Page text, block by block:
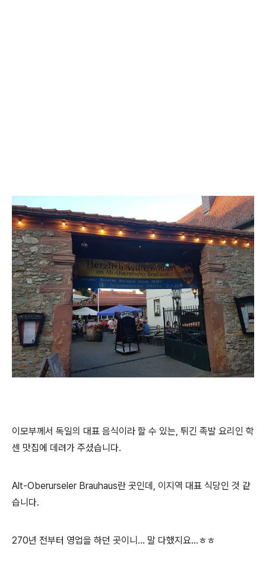
이모부께서 독일의 대표 음식이라 할 수 있는, 튀긴 족발 요리인 학
센 맛집에 데려가 주셨습니다.
Alt-Oberurseler Brauhaus란 곳인데, 이지역 대표 식당인 것 같
습니다.
270년 전부터 영업을 하던 곳이니... 말 다했지요...ㅎㅎ